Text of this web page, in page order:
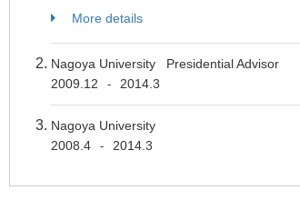
More details
Nagoya University Presidential Advisor
2009.12
- 2014.3
Nagoya University
2008.4
- 2014.3